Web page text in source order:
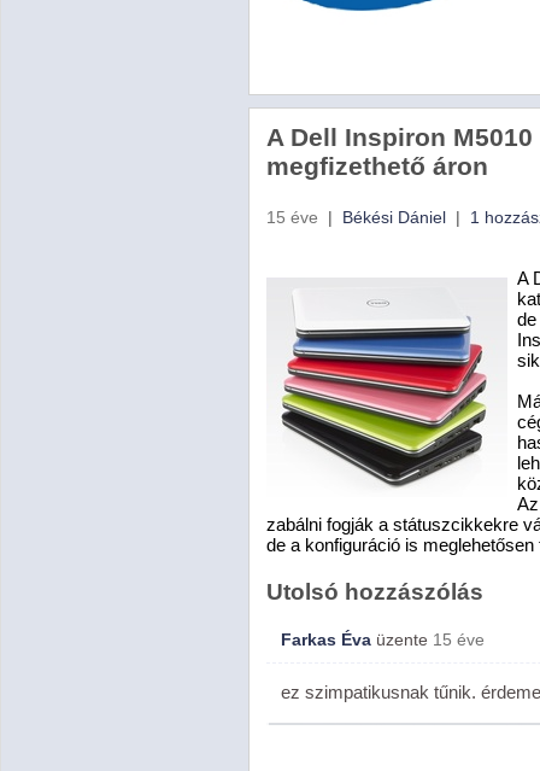
A Dell Inspiron
megfizethető áron
15 éve | Békési Dániel | 1
A
zabálni fogják a státuszcikkekre
de a konfiguráció is
Utolsó hozzászólás
Farkas Éva üzente 15 éve
ez szimpatikusnak tűnik.